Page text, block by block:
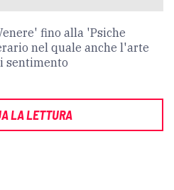
fino alla 'Psiche
nel quale anche l'arte
sentimento
LA LETTURA